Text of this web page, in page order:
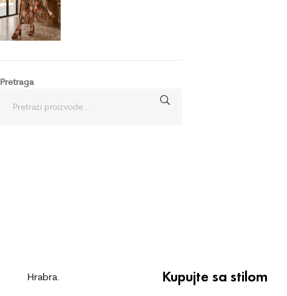
Pretraga
Hrabra. Kupujte sa stilom